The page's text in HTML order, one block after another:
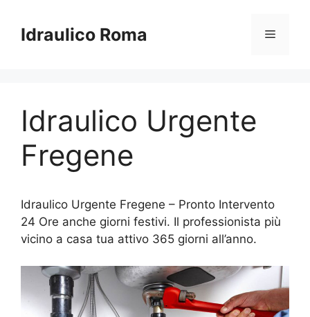
contenuto
Idraulico Roma Menu
Idraulico Urgente
Fregene
Idraulico Urgente Fregene – Pronto Intervento
24 Ore anche giorni festivi. Il professionista più
vicino a casa tua attivo 365 giorni all’anno.